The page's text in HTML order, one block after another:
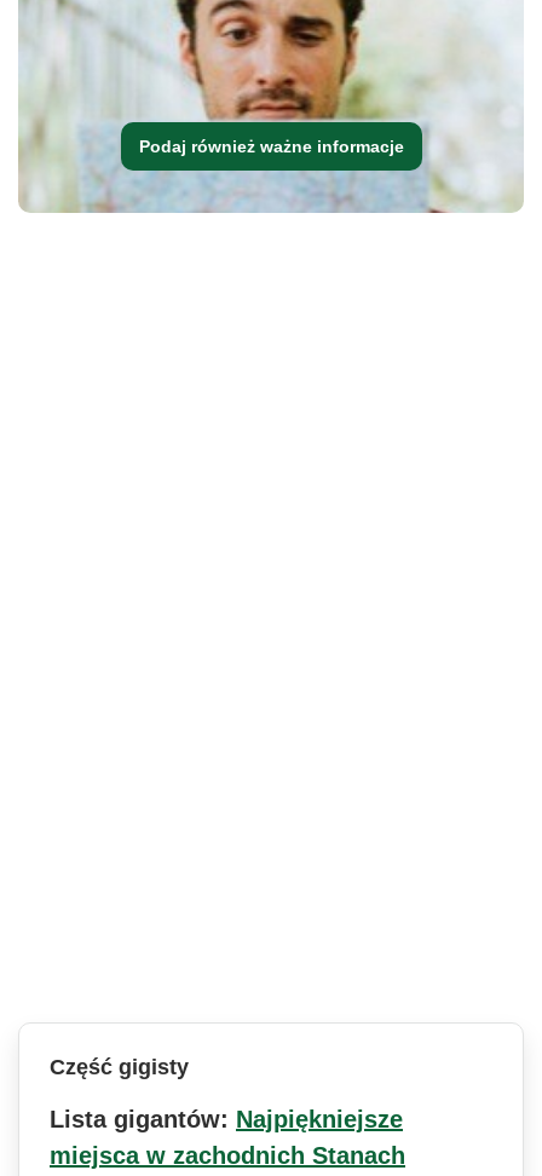
Podaj również ważne informacje
Część gigisty
Lista gigantów: Najpiękniejsze
miejsca w zachodnich Stanach